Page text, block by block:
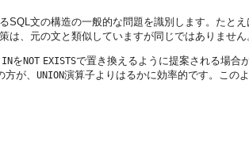
文の構造の一般的な問題を識別します。たと
、元の文と類似していますが同じではありません
INを NOT EXISTSで置き換えるように提案される場合
が、 UNION演算子よりはるかに効率的です。この